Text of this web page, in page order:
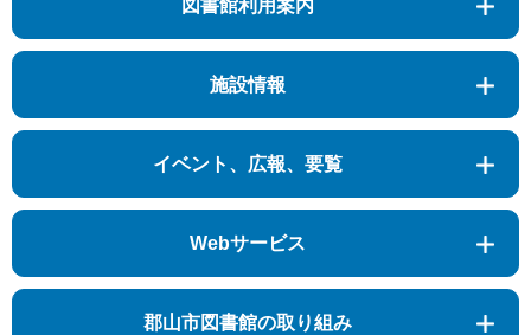
図書館利用案内
施設情報
イベント、広報、要覧
Webサービス
郡山市図書館の取り組み